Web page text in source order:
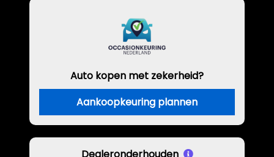
Auto kopen met zekerheid?
Aankoopkeuring plannen